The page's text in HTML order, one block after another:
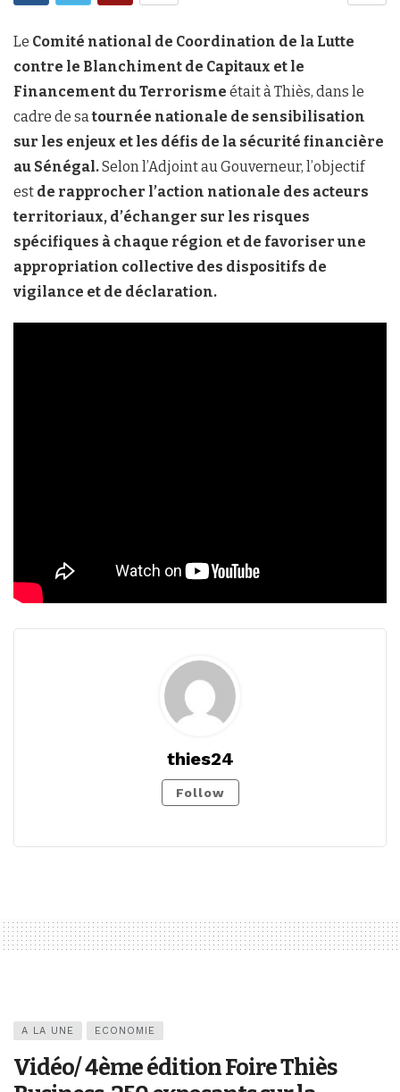
Le Comité national de Coordination de la Lutte
contre le Blanchiment de Capitaux et le
Financement du Terrorisme était à Thiès, dans le
cadre de satournée nationale de sensibilisation
sur les enjeux et les défis de la sécurité financière
au Sénégal.Selon l’Adjoint au Gouverneur, l’objectif
est de rapprocher l’action nationale des acteurs
territoriaux, d’échanger sur les risques
spécifiques à chaque région et de favoriser une
appropriation collective des dispositifs de
vigilance et de déclaration.
thies24
Follow
A LA UNE ECONOMIE
Vidéo/ 4ème édition Foire Thiès